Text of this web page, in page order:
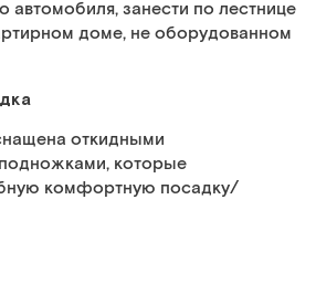
автомобиля, занести по лестнице
доме, не оборудованном
откидными
которые
комфортную посадку/